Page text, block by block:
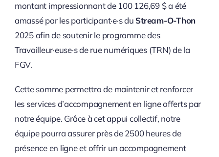
montant impressionnant de 100 126,69 $ a été
amassé par les participant·e·s du Stream-O-Thon
2025 afin de soutenir le programme des
Travailleur·euse·s de rue numériques (TRN) de la
FGV.
Cette somme permettra de maintenir et renforcer
les services d’accompagnement en ligne offerts par
notre équipe. Grâce à cet appui collectif, notre
équipe pourra assurer près de 2500 heures de
présence en ligne et offrir un accompagnement